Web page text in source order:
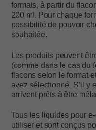
formats, à partir du
200 ml. Pour chaque
possibilité de pouvoir
souhaitée.
Les produits peuvent
(comme dans le cas du
flacons selon le format
avez sélectionné. S’il y
arrivent prêts à être
Tous les liquides pour
utiliser et sont conçus